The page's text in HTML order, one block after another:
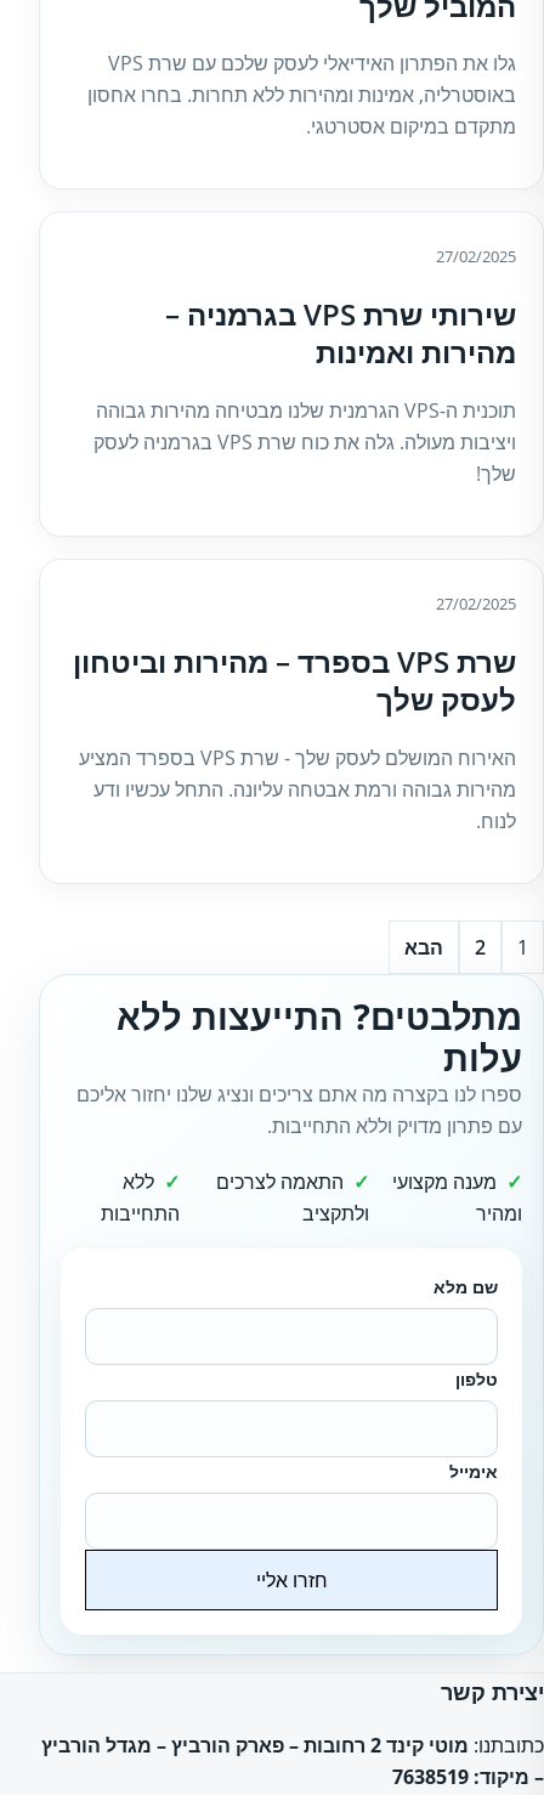
גלו את הפתרון האידיאלי לעסק שלכם עם שרת VPS
באוסטרליה, אמינות ומהירות ללא תחרות. בחרו אחסון
מתקדם במיקום אסטרטגי.
27/02/2025
שירותי שרת VPS בגרמניה –
מהירות ואמינות
תוכנית ה-VPS הגרמנית שלנו מבטיחה מהירות גבוהה
ויציבות מעולה. גלה את כוח שרת VPS בגרמניה לעסק
שלך!
27/02/2025
שרת VPS בספרד – מהירות וביטחון
לעסק שלך
האירוח המושלם לעסק שלך - שרת VPS בספרד המציע
מהירות גבוהה ורמת אבטחה עליונה. התחל עכשיו ודע
לנוח.
1
2 הבא
מתלבטים? התייעצות ללא
עלות
ספרו לנו בקצרה מה אתם צריכים ונציג שלנו יחזור אליכם
עם פתרון מדויק וללא התחייבות.
מענה מקצועי
ומהיר
התאמה לצרכים
ולתקציב
ללא
התחייבות
שם מלא
טלפון
אימייל
חזרו אליי
יצירת קשר
כתובתנו:
מוטי קינד 2 רחובות – פארק הורביץ – מגדל הורביץ
– מיקוד: 7638519